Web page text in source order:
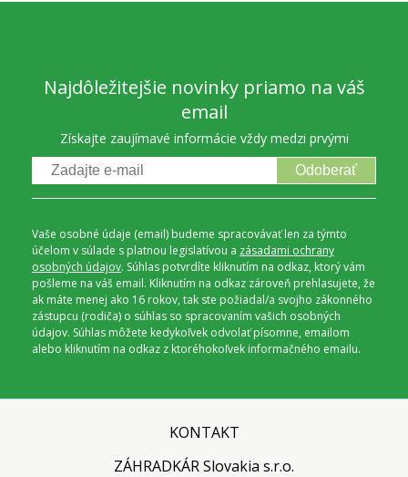
Najdôležitejšie novinky priamo na váš
email
Získajte zaujímavé informácie vždy medzi prvými
Odoberať
Vaše osobné údaje (email) budeme spracovávať len za týmto
účelom v súlade s platnou legislatívou a zásadami ochrany
osobných údajov. Súhlas potvrdíte kliknutím na odkaz, ktorý vám
pošleme na váš email. Kliknutím na odkaz zároveň prehlasujete, že
ak máte menej ako 16 rokov, tak ste požiadal/a svojho zákonného
zástupcu (rodiča) o súhlas so spracovaním vašich osobných
údajov. Súhlas môžete kedykoľvek odvolať písomne, emailom
alebo kliknutím na odkaz z ktoréhokoľvek informačného emailu.
KONTAKT
ZÁHRADKÁR Slovakia s.r.o.